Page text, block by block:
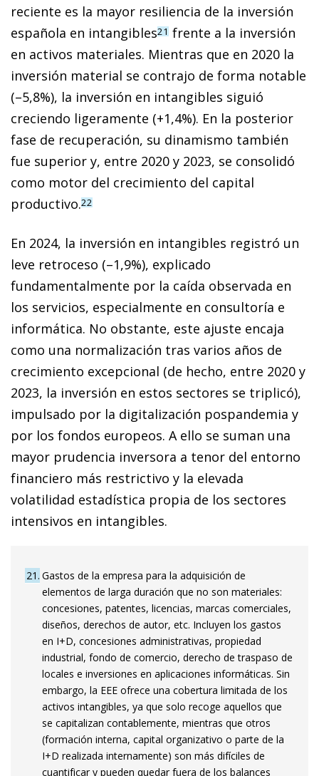
reciente es la mayor resiliencia de la inversión
española en intangibles21 frente a la inversión
en activos materiales. Mientras que en 2020 la
inversión material se contrajo de forma notable
(–5,8%), la inversión en intangibles siguió
creciendo ligeramente (+1,4%). En la posterior
fase de recuperación, su dinamismo también
fue superior y, entre 2020 y 2023, se consolidó
como motor del crecimiento del capital
productivo.22
En 2024, la inversión en intangibles registró un
leve retroceso (–1,9%), explicado
fundamentalmente por la caída observada en
los servicios, especialmente en consultoría e
informática. No obstante, este ajuste encaja
como una normalización tras varios años de
crecimiento excepcional (de hecho, entre 2020 y
2023, la inversión en estos sectores se triplicó),
impulsado por la digitalización pospandemia y
por los fondos europeos. A ello se suman una
mayor prudencia inversora a tenor del entorno
financiero más restrictivo y la elevada
volatilidad estadística propia de los sectores
intensivos en intangibles.
21 Gastos de la empresa para la adquisición de
elementos de larga duración que no son materiales:
concesiones, patentes, licencias, marcas comerciales,
diseños, derechos de autor, etc. Incluyen los gastos
en I+D, concesiones administrativas, propiedad
industrial, fondo de comercio, derecho de traspaso de
locales e inversiones en aplicaciones informáticas. Sin
embargo, la EEE ofrece una cobertura limitada de los
activos intangibles, ya que solo recoge aquellos que
se capitalizan contablemente, mientras que otros
(formación interna, capital organizativo o parte de la
I+D realizada internamente) son más difíciles de
cuantificar y pueden quedar fuera de los balances